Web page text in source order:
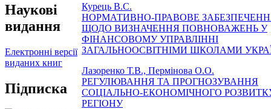
Наукові
видання
Електронні версії
виданих книг
Підписка
Курець В.С.
НОРМАТИВНО-ПРАВОВЕ
ЩОДО ВИЗНАЧЕННЯ ПОВНОВАЖЕНЬ У
ФІНАНСОВОМУ УПРАВЛІННІ
ЗАГАЛЬНООСВІТНІМИ ШКОЛАМИ
Лазоренко Т.В., Пермінова О.О.
РЕГУЛЮВАННЯ ТА ПРОГНОЗУВАННЯ
СОЦІАЛЬНО-ЕКОНОМІЧНОГО
РЕГІОНУ